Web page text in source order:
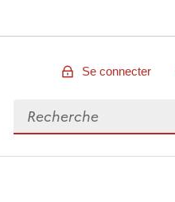
Se connecter
Rechercher des données